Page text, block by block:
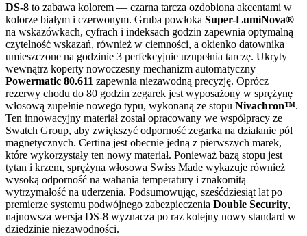
DS-8 to zabawa kolorem — czarna tarcza ozdobiona akcentami w
kolorze białym i czerwonym. Gruba powłoka Super-LumiNova®
na wskazówkach, cyfrach i indeksach godzin zapewnia optymalną
czytelność wskazań, również w ciemności, a okienko datownika
umieszczone na godzinie 3 perfekcyjnie uzupełnia tarczę. Ukryty
wewnątrz koperty nowoczesny mechanizm automatyczny
Powermatic 80.611 zapewnia niezawodną precyzję. Oprócz
rezerwy chodu do 80 godzin zegarek jest wyposażony w sprężynę
włosową zupełnie nowego typu, wykonaną ze stopu Nivachron™.
Ten innowacyjny materiał został opracowany we współpracy ze
Swatch Group, aby zwiększyć odporność zegarka na działanie pól
magnetycznych. Certina jest obecnie jedną z pierwszych marek,
które wykorzystały ten nowy materiał. Ponieważ bazą stopu jest
tytan i krzem, sprężyna włosowa Swiss Made wykazuje również
wysoką odporność na wahania temperatury i znakomitą
wytrzymałość na uderzenia. Podsumowując, sześćdziesiąt lat po
premierze systemu podwójnego zabezpieczenia Double Security,
najnowsza wersja DS-8 wyznacza po raz kolejny nowy standard w
dziedzinie niezawodności.